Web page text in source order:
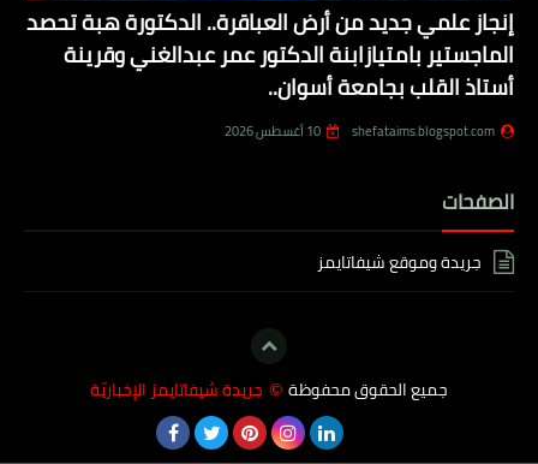
إنجاز علمي جديد من أرض العباقرة.. الدكتورة هبة تحصد
الماجستير بامتيازابنة الدكتور عمر عبدالغني وقرينة
أستاذ القلب بجامعة أسوان..
shefataims.blogspot.com 10 أغسطس 2026
الصفحات
جريدة وموقع شيفاتايمز
جميع الحقوق محفوظة © جريدة شيفاتايمز الإخباريّة